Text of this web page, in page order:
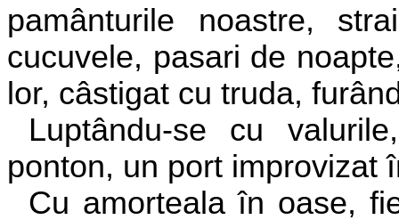
pamânturile noastre,
cucuvele, pasari de
lor, câstigat cu truda,
Luptându-se cu
ponton, un port improvizat
Cu amorteala în oase,